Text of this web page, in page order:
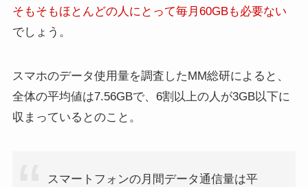
そもそもほとんどの人にとって毎月60GBも必要ない
でしょう。
スマホのデータ使用量を調査したMM総研によると、
全体の平均値は7.56GBで、6割以上の人が3GB以下に
収まっているとのこと。
スマートフォンの月間データ通信量は平